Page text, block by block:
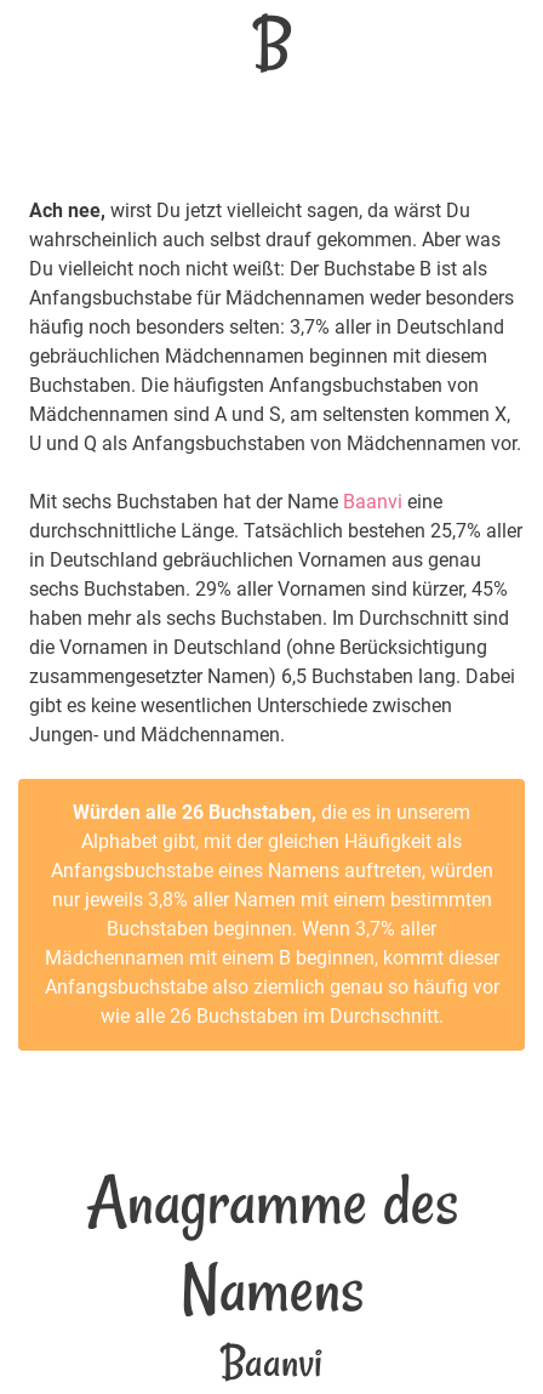
B
Ach nee, wirst Du jetzt vielleicht sagen, da wärst Du
wahrscheinlich auch selbst drauf gekommen. Aber was
Du vielleicht noch nicht weißt: Der Buchstabe B ist als
Anfangsbuchstabe für Mädchennamen weder besonders
häufig noch besonders selten: 3,7% aller in Deutschland
gebräuchlichen Mädchennamen beginnen mit diesem
Buchstaben. Die häufigsten Anfangsbuchstaben von
Mädchennamen sind A und S, am seltensten kommen X,
U und Q als Anfangsbuchstaben von Mädchennamen vor.
Mit sechs Buchstaben hat der Name Baanvi eine
durchschnittliche Länge. Tatsächlich bestehen 25,7% aller
in Deutschland gebräuchlichen Vornamen aus genau
sechs Buchstaben. 29% aller Vornamen sind kürzer, 45%
haben mehr als sechs Buchstaben. Im Durchschnitt sind
die Vornamen in Deutschland (ohne Berücksichtigung
zusammengesetzter Namen) 6,5 Buchstaben lang. Dabei
gibt es keine wesentlichen Unterschiede zwischen
Jungen- und Mädchennamen.
Würden alle 26 Buchstaben, die es in unserem
Alphabet gibt, mit der gleichen Häufigkeit als
Anfangsbuchstabe eines Namens auftreten, würden
nur jeweils 3,8% aller Namen mit einem bestimmten
Buchstaben beginnen. Wenn 3,7% aller
Mädchennamen mit einem B beginnen, kommt dieser
Anfangsbuchstabe also ziemlich genau so häufig vor
wie alle 26 Buchstaben im Durchschnitt.
Anagramme des
Namens
Baanvi